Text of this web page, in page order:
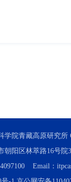
学院青藏高原研究所
朝阳区林萃路16号
Email：